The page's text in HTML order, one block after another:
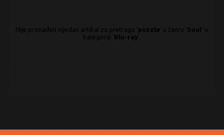
Nije pronađen nijedan artikal za pretragu 'puzzle' u žanru 'Soul ' u
kategoriji 'Blu-ray'.